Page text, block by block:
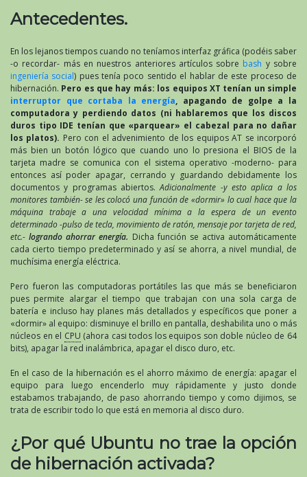
Antecedentes.
En los lejanos tiempos cuando no teníamos interfaz gráfica (podéis saber
-o recordar- más en nuestros anteriores artículos sobre bash y sobre
ingeniería social) pues tenía poco sentido el hablar de este proceso de
hibernación. Pero es que hay más: los equipos XT tenían un simple
interruptor que cortaba la energía, apagando de golpe a la
computadora y perdiendo datos (ni hablaremos que los discos
duros tipo IDE tenían que «parquear» el cabezal para no dañar
los platos). Pero con el advenimiento de los equipos AT se incorporó
más bien un botón lógico que cuando uno lo presiona el BIOS de la
tarjeta madre se comunica con el sistema operativo -moderno- para
entonces así poder apagar, cerrando y guardando debidamente los
documentos y programas abiertos.Adicionalmente -y esto aplica a los
monitores también- se les colocó una función de «dormir» lo cual hace que la
máquina trabaje a una velocidad mínima a la espera de un evento
determinado -pulso de tecla, movimiento de ratón, mensaje por tarjeta de red,
etc.-logrando ahorrar energía. Dicha función se activa automáticamente
cada cierto tiempo predeterminado y así se ahorra, a nivel mundial, de
muchísima energía eléctrica.
Pero fueron las computadoras portátiles las que más se beneficiaron
pues permite alargar el tiempo que trabajan con una sola carga de
batería e incluso hay planes más detallados y específicos que poner a
«dormir» al equipo: disminuye el brillo en pantalla, deshabilita uno o más
núcleos en el CPU (ahora casi todos los equipos son doble núcleo de 64
bits), apagar la red inalámbrica, apagar el disco duro, etc.
En el caso de la hibernación es el ahorro máximo de energía: apagar el
equipo para luego encenderlo muy rápidamente y justo donde
estabamos trabajando, de paso ahorrando tiempo y como dijimos, se
trata de escribir todo lo que está en memoria al disco duro.
¿Por qué Ubuntu no trae la opción
de hibernación activada?